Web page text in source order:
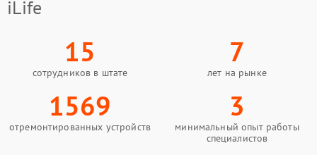
iLife
15
сотрудников в штате
7
лет на рынке
1569
отремонтированных устройств
3
минимальный опыт работы
специалистов